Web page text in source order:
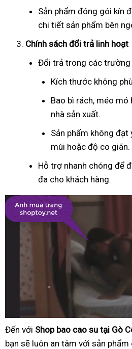
Sản phẩm đóng gói kín
chi tiết sản phẩm bên
Chính sách đổi trả linh hoạt
Đổi trả trong các trường
Kích thước không
Bao bì rách, méo
nhà sản xuất.
Sản phẩm không
mùi hoặc độ co giãn.
Hỗ trợ nhanh chóng để
đa cho khách hàng.
Đến với Shop bao cao su tại Gò
bạn sẽ luôn an tâm với sản